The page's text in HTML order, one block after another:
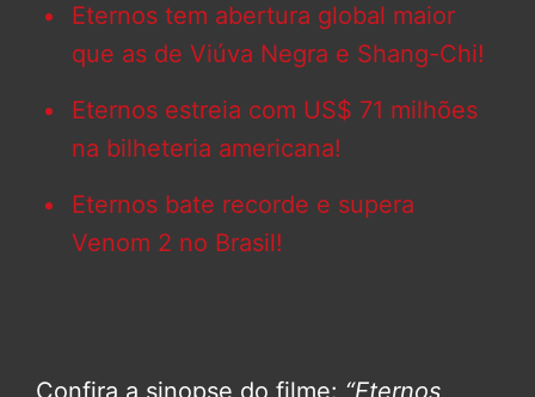
Eternos tem abertura global maior
que as de Viúva Negra e Shang-Chi!
Eternos estreia com US$ 71 milhões
na bilheteria americana!
Eternos bate recorde e supera
Venom 2 no Brasil!